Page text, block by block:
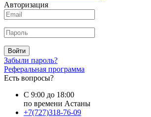
Авторизация
Войти
Забыли пароль?
Реферальная программа
Есть вопросы?
С 9:00 до 18:00
по времени Астаны
+7(727)318-76-09